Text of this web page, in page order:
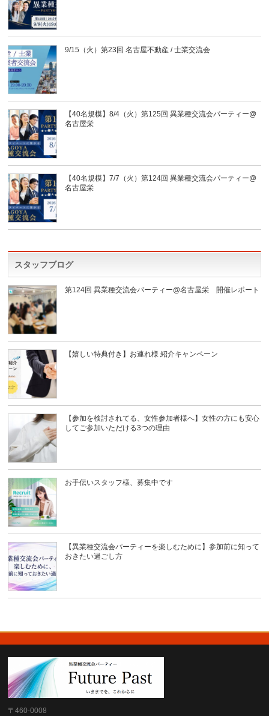
9/15（火）第23回 名古屋不動産 / 士業交流会
【40名規模】8/4（火）第125回 異業種交流会パーティー@
名古屋栄
【40名規模】7/7（火）第124回 異業種交流会パーティー@
名古屋栄
スタッフブログ
第124回 異業種交流会パーティー@名古屋栄 開催レポート
【嬉しい特典付き】お連れ様 紹介キャンペーン
【参加を検討されてる、女性参加者様へ】女性の方にも安心
してご参加いただける3つの理由
お手伝いスタッフ様、募集中です
【異業種交流会パーティーを楽しむために】参加前に知って
おきたい過ごし方
〒460-0008